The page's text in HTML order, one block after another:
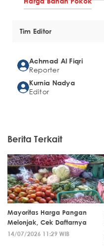
Tim Editor
Achmad Al Fiqri
Reporter
Kurnia Nadya
Editor
Berita Terkait
Mayoritas Harga Pangan
Melonjak, Cek Daftarnya
14/07/2026 11:29 WIB